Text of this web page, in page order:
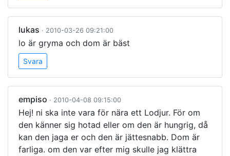
lukas · 2010-03-26 09:21:00
lo är gryma och dom är bäst
Svara
empiso · 2010-04-08 09:15:00
Hej! ni ska inte vara för nära ett Lodjur. För om
den känner sig hotad eller om den är hungrig, då
kan den jaga er och den är jättesnabb. Dom är
farliga. om den var efter mig skulle jag klättra